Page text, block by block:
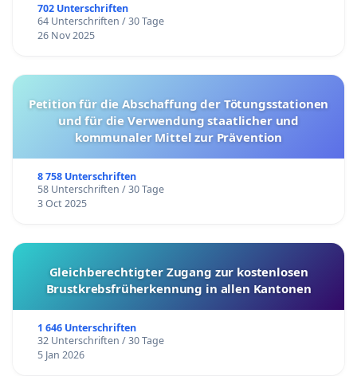
702 Unterschriften
64 Unterschriften / 30 Tage
26 Nov 2025
Petition für die Abschaffung der Tötungsstationen
und für die Verwendung staatlicher und
kommunaler Mittel zur Prävention
8 758 Unterschriften
58 Unterschriften / 30 Tage
3 Oct 2025
Gleichberechtigter Zugang zur kostenlosen
Brustkrebsfrüherkennung in allen Kantonen
1 646 Unterschriften
32 Unterschriften / 30 Tage
5 Jan 2026